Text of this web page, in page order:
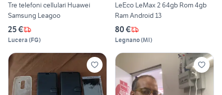
Tre telefoni cellulari Huawei
Samsung Leagoo
25 €
Lucera (FG)
LeEco LeMax 2 64gb Rom 4gb
Ram Android 13
80 €
Legnano(MI)